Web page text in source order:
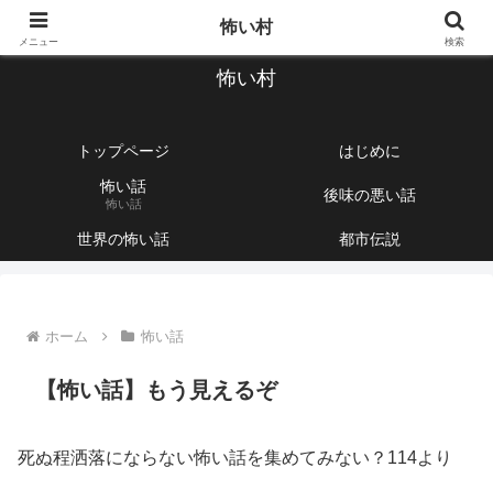
【1760話以上】怖い話と不思議な話を集めて紹介するサイト
怖い村
トップページ
はじめに
怖い話
怖い話 後味の悪い話
世界の怖い話 都市伝説
ホーム 怖い話
【怖い話】もう見えるぞ
死ぬ程洒落にならない怖い話を集めてみない？114より
メニュー
怖い村
検索